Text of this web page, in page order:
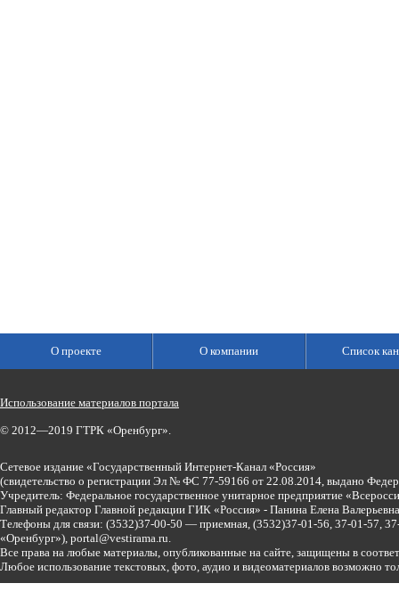
О проекте О компании Список
Использование материалов портала
© 2012—2019 ГТРК «Оренбург».
Сетевое издание «Государственный Интернет-Канал «Россия»
(свидетельство о регистрации Эл № ФС 77-59166 от 22.08.2014, выдано
Учредитель: Федеральное государственное унитарное предприятие
Главный редактор Главной редакции ГИК «Россия» - Панина Елена
Телефоны для связи: (3532)37-00-50 — приемная, (3532)37-01-56, 37-01-57,
«Оренбург»), portal@vestirama.ru.
Все права на любые материалы, опубликованные на сайте, защищены в
Любое использование текстовых, фото, аудио и видеоматериалов возможно